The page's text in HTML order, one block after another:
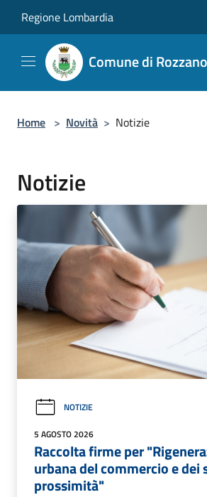
Regione Lombardia
Comune di Rozzano
Home > Novità > Notizie
Notizie
NOTIZIE
5 AGOSTO 2026
Raccolta firme per
urbana del commercio e dei
prossimità"